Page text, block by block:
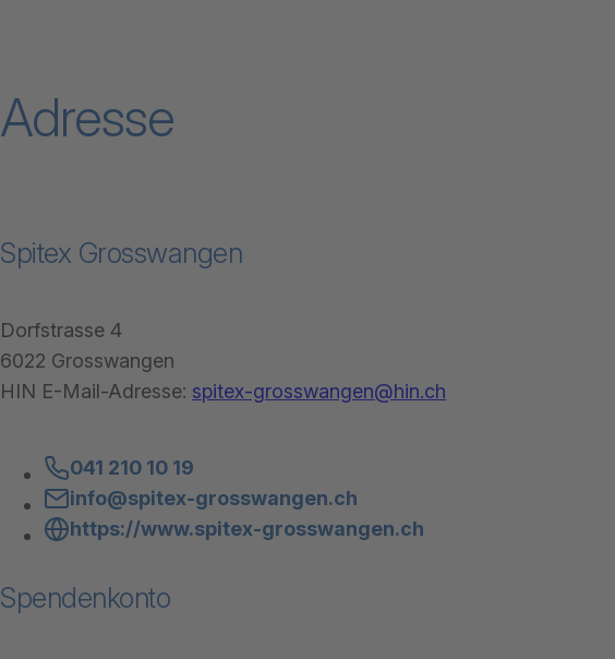
Adresse
Spitex Grosswangen
Dorfstrasse 4
6022 Grosswangen
HIN E-Mail-Adresse: spitex-grosswangen@hin.ch
041 210 10 19
info@spitex-grosswangen.ch
https://www.spitex-grosswangen.ch
Spendenkonto